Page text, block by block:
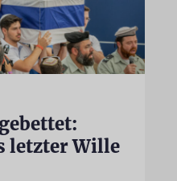
letzter Wille